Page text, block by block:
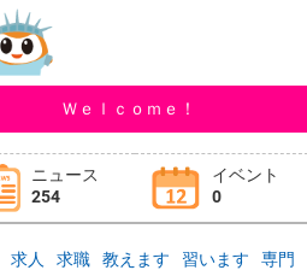
Ｗｅｌｃｏｍｅ！
ニュース
254
イベント
0
求人 求職 教えます 習います 専門